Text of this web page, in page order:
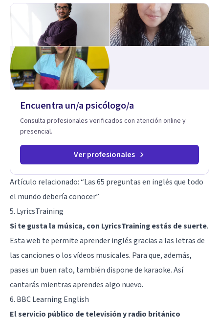
trabajado en distintos contextos clínicos con niños,
Adolescentes y Adultos
Encuentra un/a psicólogo/a
Consulta profesionales verificados con atención online y
presencial.
Ver profesionales
Artículo relacionado: “Las 65 preguntas en inglés que todo
el mundo debería conocer”
5. LyricsTraining
Si te gusta la música, con LyricsTraining estás de suerte.
Esta web te permite aprender inglés gracias a las letras de
las canciones o los vídeos musicales. Para que, además,
pases un buen rato, también dispone de karaoke. Así
cantarás mientras aprendes algo nuevo.
6. BBC Learning English
El servicio público de televisión y radio británico